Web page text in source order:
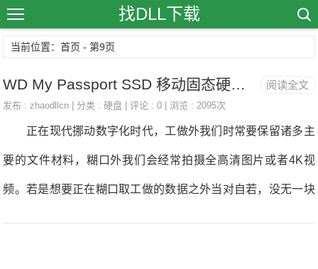
找DLL下载
当前位置：首页 - 第9页
阅读全文
WD My Passport SSD 移动固态硬盘免费试用申请
发布 :zhaodllcn | 分类 :硬盘 | 评论 : 0 | 浏览 : 2095次
正在现代挪动数字化时代，工做外我们时常要保留诸多主
要的文件材料，糊口外我们会经常拍摄全高清图片或者4K视
频。若是想要正在糊口取工做的数据之外当对自若，没无一块